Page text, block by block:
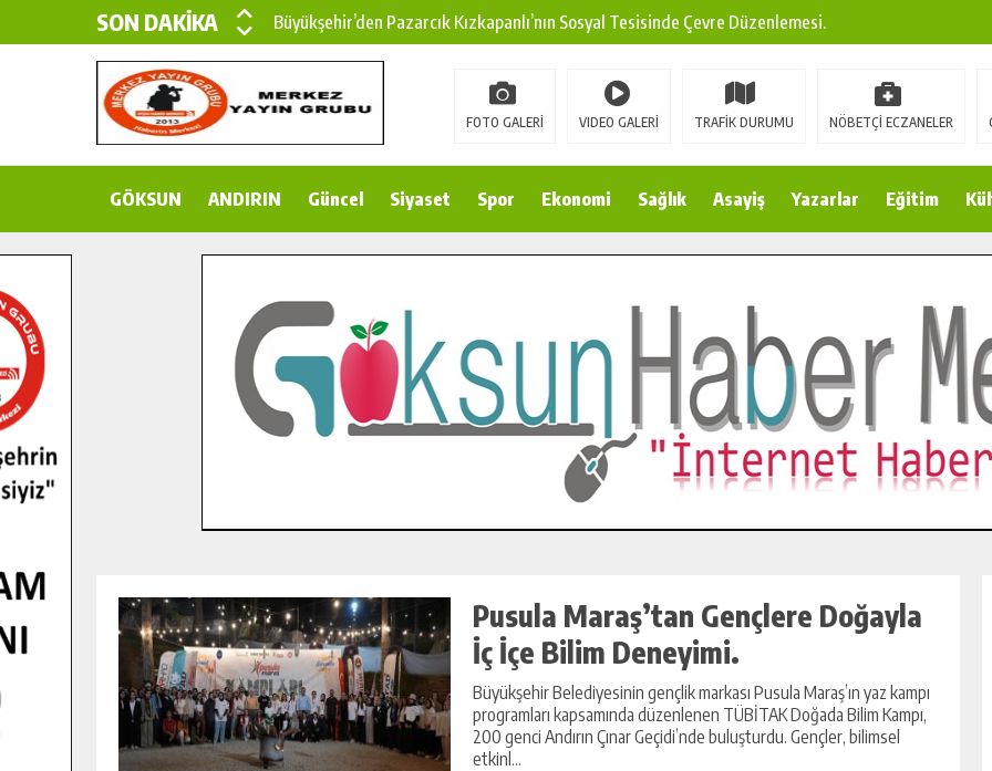
SON DAKİKA
Büyükşehir’den Pazarcık Kızkapanlı’nın Sosyal Tesisinde Çevre Düzenlemesi.
Büyükşehir’den Pazarcık Kırsalına Modern Ulaşım Yatırımı.
Çin’den KSÜ’ye Uluslararası Başarı: Edinilen Bilgi Türk Tarımına Katkı Sağlayacak.
Gençler Pusula Maraş Kampında Yeni Medya ve Fotoğrafçılığı Keşfetti.
İlçe Jandarma Komutanı Karakaya’dan Başkan Cüce’ye Veda Ziyareti.
Bertiz’in Yeni Köprüsünde Sona Doğru.
FOTO GALERİ VIDEO GALERİ TRAFİK DURUMU NÖBETÇİ ECZANELER
GÖKSUN ANDIRIN Güncel Siyaset Spor Ekonomi Sağlık Asayiş Yazarlar Eğitim
Pusula Maraş’tan Gençlere Doğayla
İç İçe Bilim Deneyimi.
Büyükşehir Belediyesinin gençlik markası Pusula Maraş’ın yaz kampı
programları kapsamında düzenlenen TÜBİTAK Doğada Bilim Kampı,
200 genci Andırın Çınar Geçidi’nde buluşturdu. Gençler, bilimsel
etkinl...